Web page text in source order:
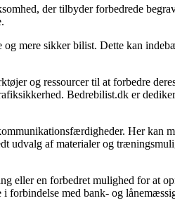
der tilbyder forbedrede
mere sikker bilist. Dette kan
og ressourcer til at forbedre
Bedrebilist.dk er
Her kan
udvalg af materialer og
eller en forbedret mulighed for at
forbindelse med bank- og